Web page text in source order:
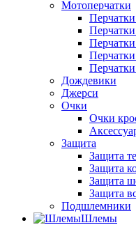
Мотоперчатки
Дождевики
Джерси
Очки
Очки
Защита
Защита
Защита
Защита
Защита
Подшлемники
Шлемы